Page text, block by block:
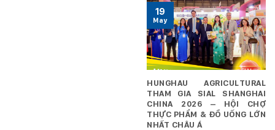
HUNGHAU AGRICULTURAL
THAM GIA SIAL SHANGHAI
CHINA 2026 – HỘI CHỢ
THỰC PHẨM & ĐỒ UỐNG LỚN
NHẤT CHÂU Á
19
May